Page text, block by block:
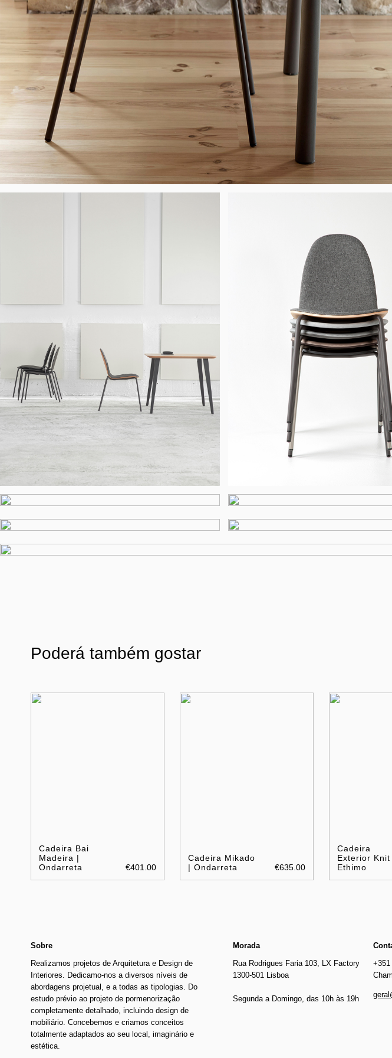
Poderá também gostar
Cadeira Bai
Madeira |
Ondarreta
€401.00
Cadeira Mikado
| Ondarreta
€635.00
Cadeira
Exterior Knit
Ethimo
Sobre
Realizamos projetos de Arquitetura e Design de
Interiores. Dedicamo-nos a diversos níveis de
abordagens projetual, e a todas as tipologias. Do
estudo prévio ao projeto de pormenorização
completamente detalhado, incluindo design de
mobiliário. Concebemos e criamos conceitos
totalmente adaptados ao seu local, imaginário e
estética.
Morada
Rua Rodrigues Faria 103, LX Factory
1300-501 Lisboa
Segunda a Domingo, das 10h às 19h
+351